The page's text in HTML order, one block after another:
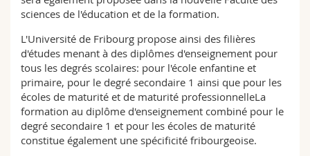
sciences de l'éducation et de la formation.
L'Université de Fribourg propose ainsi des filières
d'études menant à des diplômes d'enseignement pour
tous les degrés scolaires: pour l'école enfantine et
primaire, pour le degré secondaire 1 ainsi que pour les
écoles de maturité et de maturité professionnelleLa
formation au diplôme d'enseignement combiné pour le
degré secondaire 1 et pour les écoles de maturité
constitue également une spécificité fribourgeoise.